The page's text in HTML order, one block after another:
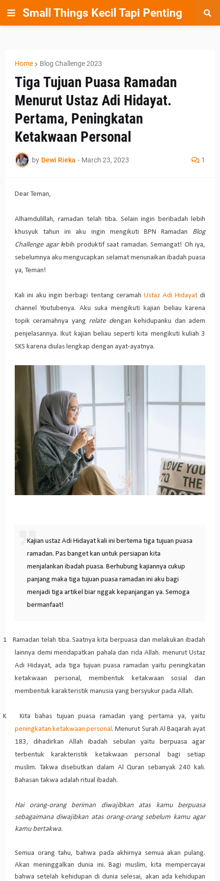
Small Things Kecil Tapi Penting
Home Blog Challenge 2023
Tiga Tujuan Puasa Ramadan
Menurut Ustaz Adi Hidayat.
Pertama, Peningkatan
Ketakwaan Personal
by Dewi Rieka - March 23, 2023 1
Dear Teman,
Alhamdulillah, ramadan telah tiba. Selain ingin beribadah lebih
khusyuk tahun ini aku ingin mengikuti BPN Ramadan Blog
Challenge agar lebih produktif saat ramadan. Semangat! Oh iya,
sebelumnya aku mengucapkan selamat menunaikan ibadah puasa
ya, Teman!
Kali ini aku ingin berbagi tentang ceramah Ustaz Adi Hidayatdi
channel Youtubenya. Aku suka mengikuti kajian beliau karena
topik ceramahnya yang relate dengan kehidupanku dan adem
penjelasannya. Ikut kajian beliau seperti kita mengikuti kuliah 3
SKS karena diulas lengkap dengan ayat-ayatnya.
Kajian ustaz Adi Hidayat kali ini bertema tiga tujuan puasa
ramadan. Pas banget kan untuk persiapan kita
menjalankan ibadah puasa. Berhubung kajiannya cukup
panjang maka tiga tujuan puasa ramadan ini aku bagi
menjadi tiga artikel biar nggak kepanjangan ya. Semoga
bermanfaat!
1
Ramadan telah tiba. Saatnya kita berpuasa dan melakukan ibadah
lainnya demi mendapatkan pahala dan rida Allah. menurut Ustaz
Adi Hidayat, ada tiga tujuan puasa ramadan yaitu peningkatan
ketakwaan personal, membentuk ketakwaan sosial dan
membentuk karakteristik manusia yang bersyukur pada Allah.
K Kita bahas tujuan puasa ramadan yang pertama ya, yaitu
peningkatan ketakwaan personal. Menurut Surah Al Baqarah ayat
183, dihadirkan Allah ibadah sebulan yaitu berpuasa agar
terbentuk karakteristik ketakwaan personal bagi setiap
muslim. Takwa disebutkan dalam Al Quran sebanyak 240 kali.
Bahasan takwa adalah ritual ibadah.
Hai orang-orang beriman diwajibkan atas kamu berpuasa
sebagaimana diwajibkan atas orang-orang sebelum kamu agar
kamu bertakwa.
Semua orang tahu, bahwa pada akhirnya semua akan pulang.
Akan meninggalkan dunia ini. Bagi muslim, kita mempercayai
bahwa setelah kehidupan di dunia selesai, akan ada kehidupan